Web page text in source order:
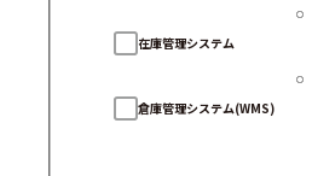
在庫管理システム
倉庫管理システム(WMS)